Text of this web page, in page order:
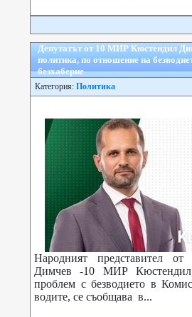
Депутатът от 10 МИР Кюстендил
политика, по отношение на
безхаберие
Категория: Политика
Народният представител
Димчев -10 МИР
проблем с безводието в
водите, се съобщава в...